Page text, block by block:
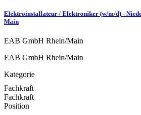
Elektroinstallateur / Elektroniker (w/m/d) -
Main
EAB GmbH Rhein/Main
EAB GmbH Rhein/Main
Kategorie
Fachkraft
Fachkraft
Position